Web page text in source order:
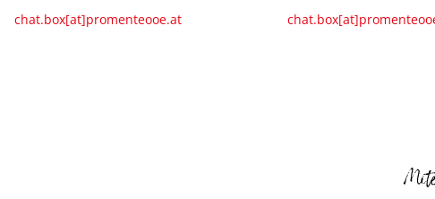
chat.box[at]promenteooe.at